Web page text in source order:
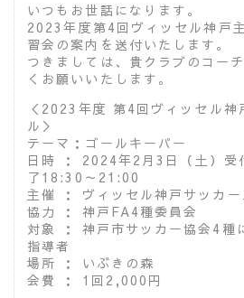
いつもお世話になります。
2023年度第4回ヴィッセル神戸
習会の案内を送付いたします。
つきましては、貴クラブのコー
くお願いいたします。
＜2023年度 第4回ヴィッセル神
ル＞
テーマ：ゴールキーパー
日時 ： 2024年2月3日（土）
了18:30～21:00
主催 ： ヴィッセル神戸サッカ
協力 ： 神戸FA4種委員会
対象 ： 神戸市サッカー協会4種
指導者
場所 ： いぶきの森
会費 ： 1回2,000円